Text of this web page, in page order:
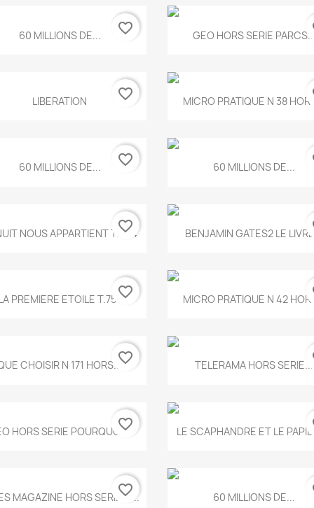
Aperçu rapide
60 MILLIONS DE... favorite_border Aperçu rapide
GEO HORS SERIE
Aperçu rapide
LIBERATION favorite_border Aperçu rapide
MICRO PRATIQUE N 38
Aperçu rapide
60 MILLIONS DE... favorite_border Aperçu rapide
60 MILLIONS DE...
Aperçu rapide
NOUS APPARTIENT T.634
favorite_border Aperçu rapide
BENJAMIN GATES2 LE
Aperçu rapide
PREMIERE ETOILE T.755favorite_border Aperçu rapide
MICRO PRATIQUE N 42
Aperçu rapide
CHOISIR N 171 HORS...favorite_border Aperçu rapide
TELERAMA HORS SERIE...
Aperçu rapide
HORS SERIE POURQUOI...
favorite_border Aperçu rapide
LE SCAPHANDRE ET LE
Aperçu rapide
MAGAZINE HORS SERIE N...
favorite_border Aperçu rapide
60 MILLIONS DE...